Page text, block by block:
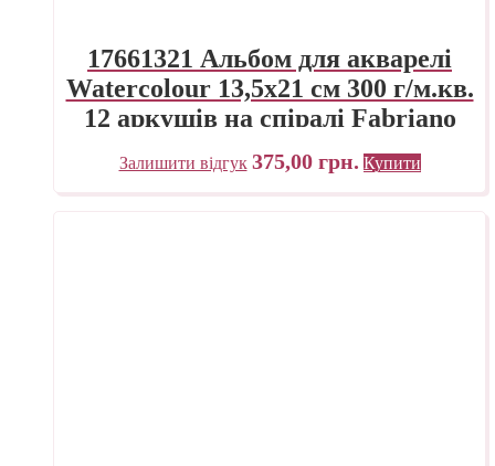
17661321 Альбом для акварелі
Watercolour 13,5х21 см 300 г/м.кв.
12 аркушів на спіралі Fabriano
Італія
Залишити відгук 375,00 грн. Купити